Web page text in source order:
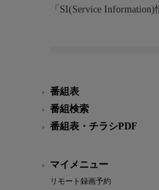
「SI(Service
番組表
番組検索
番組表・チラシPDF
マイメニュー
リモート録画予約